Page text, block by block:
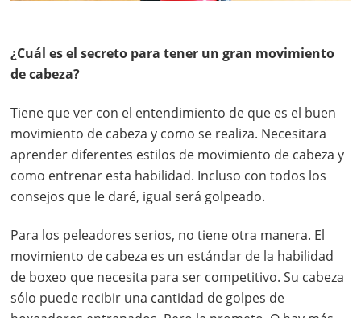
¿Cuál es el secreto para tener un gran movimiento
de cabeza?
Tiene que ver con el entendimiento de que es el buen
movimiento de cabeza y como se realiza. Necesitara
aprender diferentes estilos de movimiento de cabeza y
como entrenar esta habilidad. Incluso con todos los
consejos que le daré, igual será golpeado.
Para los peleadores serios, no tiene otra manera. El
movimiento de cabeza es un estándar de la habilidad
de boxeo que necesita para ser competitivo. Su cabeza
sólo puede recibir una cantidad de golpes de